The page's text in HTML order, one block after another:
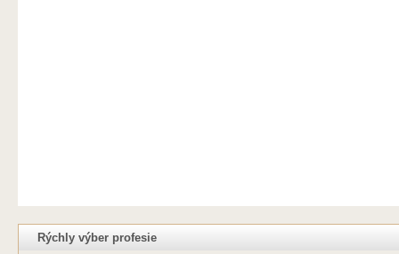
Rýchly výber profesie